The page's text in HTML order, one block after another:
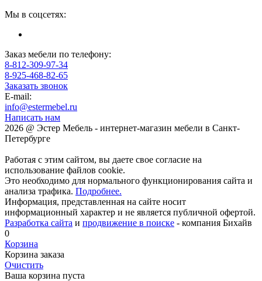
Мы в соцсетях:
Заказ мебели по телефону:
8-812-309-97-34
8-925-468-82-65
Заказать звонок
E-mail:
info@estermebel.ru
Написать нам
2026 @ Эстер Мебель - интернет-магазин мебели в Санкт-
Петербурге
Работая с этим сайтом, вы даете свое согласие на
использование файлов cookie.
Это необходимо для нормального функционирования сайта и
анализа трафика. Подробнее.
Информация, представленная на сайте носит
информационный характер и не является публичной офертой.
Разработка сайта и продвижение в поиске - компания Бихайв
0
Корзина
Корзина заказа
Очистить
Ваша корзина пуста